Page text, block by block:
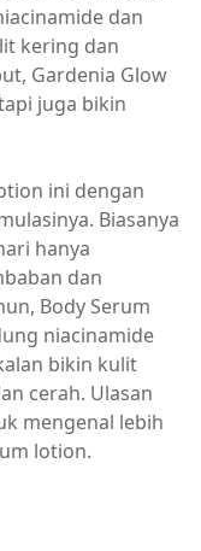
dan
kering dan
Gardenia Glow
juga bikin
ini dengan
Biasanya
hanya
dan
Body Serum
niacinamide
bikin kulit
cerah. Ulasan
mengenal lebih
lotion.